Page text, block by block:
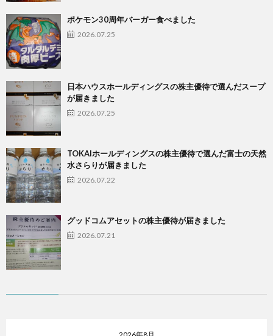
ポケモン30周年バーガー食べました
2026.07.25
日本ハウスホールディングスの株主優待で選んだスープ
が届きました
2026.07.25
TOKAIホールディングスの株主優待で選んだ富士の天然
水さらりが届きました
2026.07.22
グッドコムアセットの株主優待が届きました
2026.07.21